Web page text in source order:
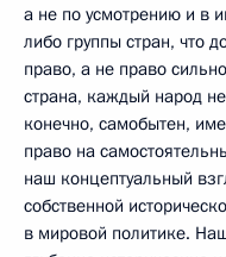
а не по усмотрению и в
либо группы стран, что
право, а не право
страна, каждый народ
конечно, самобытен,
право на
наш концептуальный
собственной
в мировой политике.